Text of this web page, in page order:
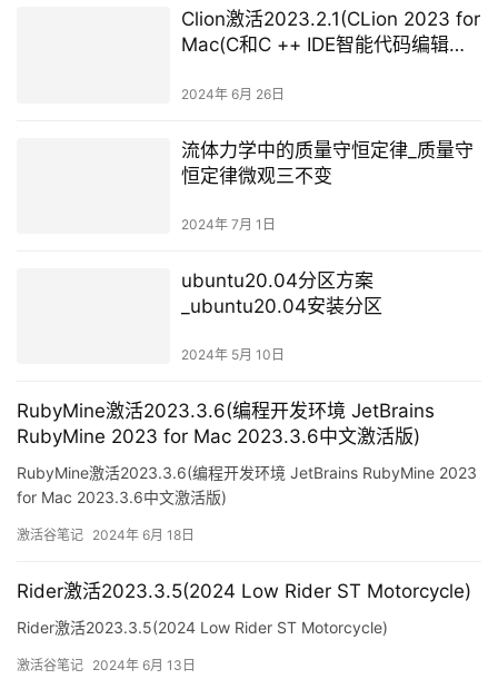
Clion激活2023.2.1(CLion 2023 for
Mac(C和C ++ IDE智能代码编辑
2024年 6月 26日
流体力学中的质量守恒定律_质量守
恒定律微观三不变
2024年 7月 1日
ubuntu20.04分区方案
_ubuntu20.04安装分区
2024年 5月 10日
RubyMine激活2023.3.6(编程开发环境 JetBrains
RubyMine 2023 for Mac 2023.3.6中文激活版)
RubyMine激活2023.3.6(编程开发环境 JetBrains RubyMine 2023
for Mac 2023.3.6中文激活版)
激活谷笔记 2024年 6月 18日
Rider激活2023.3.5(2024 Low Rider ST Motorcycle)
Rider激活2023.3.5(2024 Low Rider ST Motorcycle)
激活谷笔记 2024年 6月 13日